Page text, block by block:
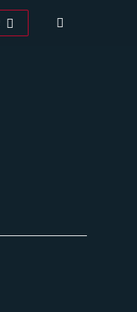
Recherche